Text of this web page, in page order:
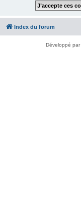
Index du forum
Développé par